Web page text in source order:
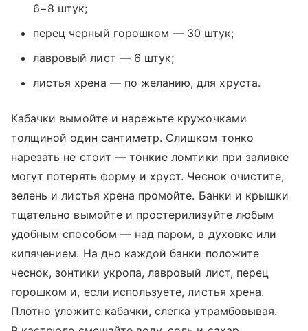
6−8 штук;
перец черный горошком — 30 штук;
лавровый лист — 6 штук;
листья хрена — по желанию, для хруста.
Кабачки вымойте и нарежьте кружочками
толщиной один сантиметр. Слишком тонко
нарезать не стоит — тонкие ломтики при заливке
могут потерять форму и хруст. Чеснок очистите,
зелень и листья хрена промойте. Банки и крышки
тщательно вымойте и простерилизуйте любым
удобным способом — над паром, в духовке или
кипячением. На дно каждой банки положите
чеснок, зонтики укропа, лавровый лист, перец
горошком и, если используете, листья хрена.
Плотно уложите кабачки, слегка утрамбовывая.